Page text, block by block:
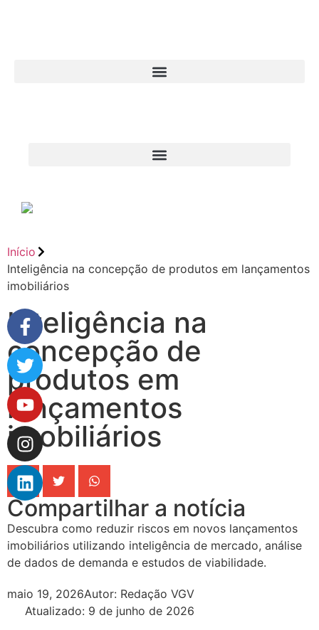
Início
Inteligência na concepção de produtos em lançamentos
imobiliários
Inteligência na
concepção de
produtos em
lançamentos
imobiliários
Compartilhar a notícia
Descubra como reduzir riscos em novos lançamentos
imobiliários utilizando inteligência de mercado, análise
de dados de demanda e estudos de viabilidade.
maio 19, 2026Autor: Redação VGV
Atualizado: 9 de junho de 2026